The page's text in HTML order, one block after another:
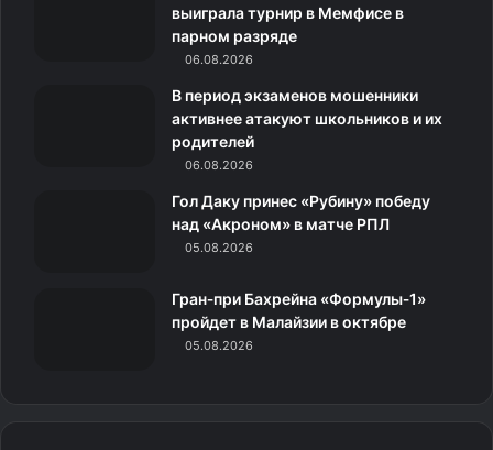
a
m
с
н
к
m
выиграла турнир в Мемфисе в
парном разряде
06.08.2026
В период экзаменов мошенники
активнее атакуют школьников и их
родителей
06.08.2026
Гол Даку принес «Рубину» победу
над «Акроном» в матче РПЛ
05.08.2026
Гран‑при Бахрейна «Формулы‑1»
пройдет в Малайзии в октябре
05.08.2026